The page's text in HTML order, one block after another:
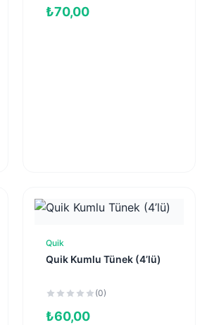
₺70,00
Quik
Quik Kumlu Tünek (4’lü)
(0)
₺60,00